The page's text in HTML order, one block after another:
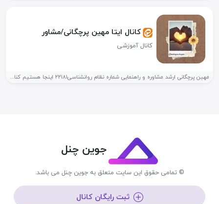
کانال ایتا مهین پرچگانی/مشاور
کانال آموزشی
مهین پرچگانی ارشد مشاوره و راهنمایی شماره نظام روانشناسی۲۲۱۸۱ اینجا هستیم کنار...
جوین چنل
© تمامی حقوق این سایت متعلق به جوین چنل می باشد.
ثبت رایگان کانال